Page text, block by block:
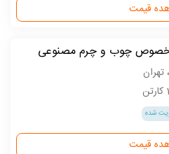
قیمت
چوب و چرم مصنوعی
تهران
شده
قیمت